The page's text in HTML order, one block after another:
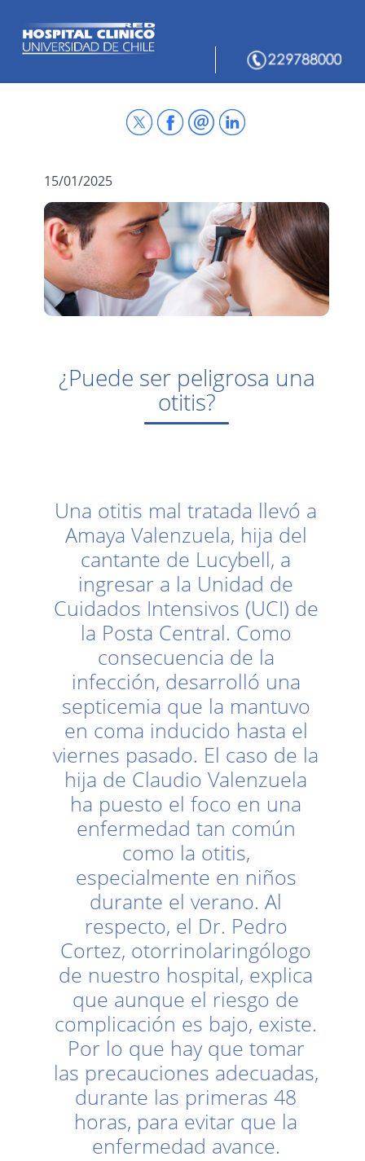
15/01/2025
¿Puede ser peligrosa una
otitis?
Una otitis mal tratada llevó a
Amaya Valenzuela, hija del
cantante de Lucybell, a
ingresar a la Unidad de
Cuidados Intensivos (UCI) de
la Posta Central. Como
consecuencia de la
infección, desarrolló una
septicemia que la mantuvo
en coma inducido hasta el
viernes pasado. El caso de la
hija de Claudio Valenzuela
ha puesto el foco en una
enfermedad tan común
como la otitis,
especialmente en niños
durante el verano. Al
respecto, el Dr. Pedro
Cortez, otorrinolaringólogo
de nuestro hospital, explica
que aunque el riesgo de
complicación es bajo, existe.
Por lo que hay que tomar
las precauciones adecuadas,
durante las primeras 48
horas, para evitar que la
enfermedad avance.